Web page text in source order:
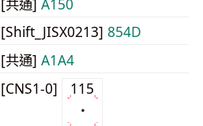
[共通] A150
[Shift_JISX0213] 854D
[共通] A1A4
[CNS1-0] 115